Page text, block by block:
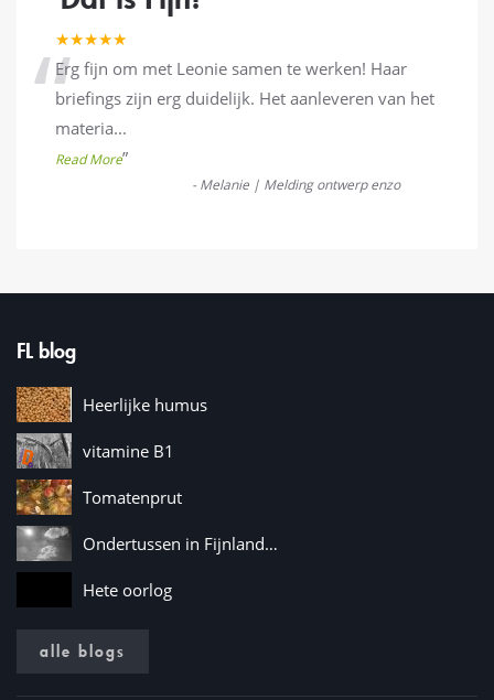
★★★★★
“Erg fijn om met Leonie samen te werken! Haar
briefings zijn erg duidelijk. Het aanleveren van het
materia...
Read More”
- Melanie | Melding ontwerp enzo
FL blog
Heerlijke humus
vitamine B1
Tomatenprut
Ondertussen in Fijnland…
Hete oorlog
alle blogs